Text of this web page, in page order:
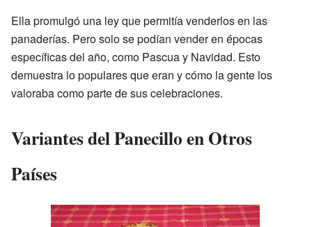
Ella promulgó una ley que permitía venderlos en las
panaderías. Pero solo se podían vender en épocas
específicas del año, como Pascua y Navidad. Esto
demuestra lo populares que eran y cómo la gente los
valoraba como parte de sus celebraciones.
Variantes del Panecillo en Otros
Países